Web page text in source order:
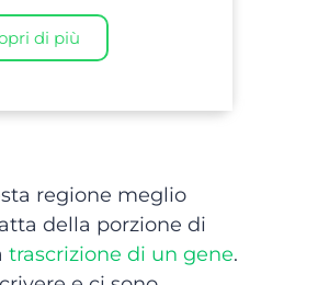
di più
regione meglio
della porzione di
trascrizione di un gene.